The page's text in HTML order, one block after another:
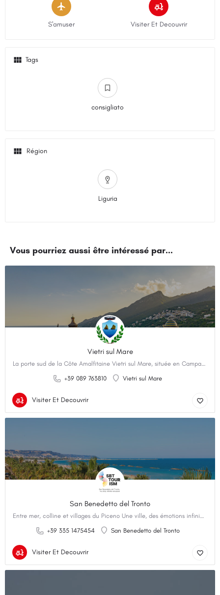
S'amuser Visiter Et Decouvrir
Tags
consigliato
Liguria
Vietri sul Mare
La porte sud de la Côte Amalfitaine Vietri sul Mare, située en Campanie, est mondialement connue pour sa…
+39 089 763810
Vietri sul Mare
Visiter Et Decouvrir
San Benedetto del Tronto
Entre mer, colline et villages du Piceno Une ville, des émotions infinies. Véritable perle de…
+39 335 1475454
San Benedetto del Tronto
Visiter Et Decouvrir